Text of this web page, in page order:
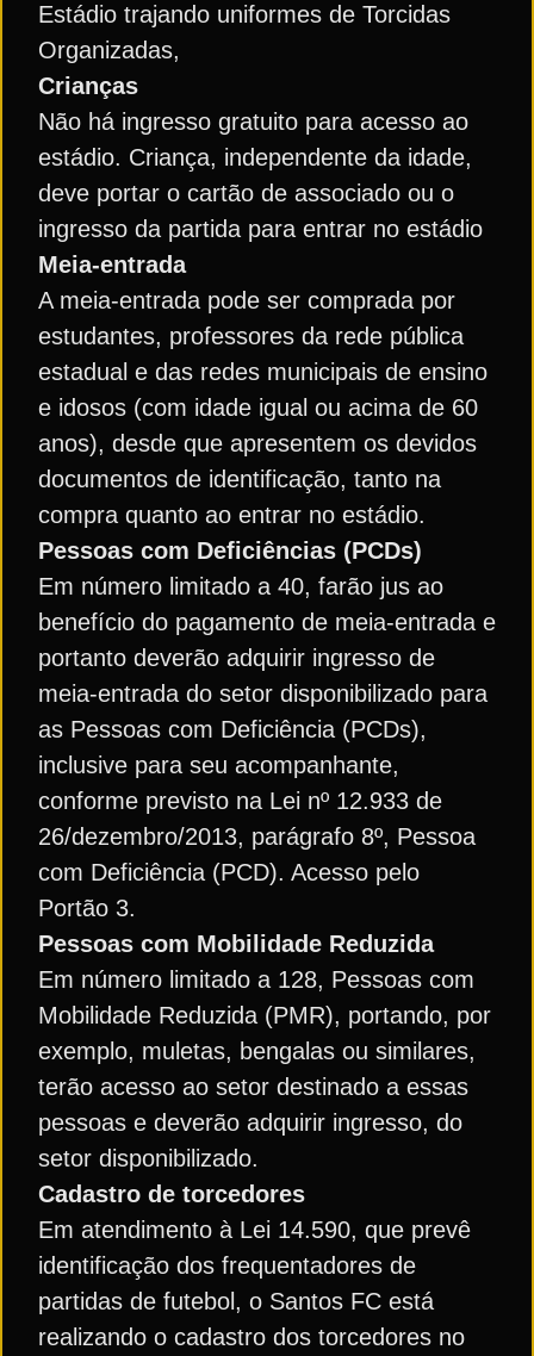
Estádio trajando uniformes de Torcidas
Organizadas,
Crianças
Não há ingresso gratuito para acesso ao
estádio. Criança, independente da idade,
deve portar o cartão de associado ou o
ingresso da partida para entrar no estádio
Meia-entrada
A meia-entrada pode ser comprada por
estudantes, professores da rede pública
estadual e das redes municipais de ensino
e idosos (com idade igual ou acima de 60
anos), desde que apresentem os devidos
documentos de identificação, tanto na
compra quanto ao entrar no estádio.
Pessoas com Deficiências (PCDs)
Em número limitado a 40, farão jus ao
benefício do pagamento de meia-entrada e
portanto deverão adquirir ingresso de
meia-entrada do setor disponibilizado para
as Pessoas com Deficiência (PCDs),
inclusive para seu acompanhante,
conforme previsto na Lei nº 12.933 de
26/dezembro/2013, parágrafo 8º, Pessoa
com Deficiência (PCD). Acesso pelo
Portão 3.
Pessoas com Mobilidade Reduzida
Em número limitado a 128, Pessoas com
Mobilidade Reduzida (PMR), portando, por
exemplo, muletas, bengalas ou similares,
terão acesso ao setor destinado a essas
pessoas e deverão adquirir ingresso, do
setor disponibilizado.
Cadastro de torcedores
Em atendimento à Lei 14.590, que prevê
identificação dos frequentadores de
partidas de futebol, o Santos FC está
realizando o cadastro dos torcedores no